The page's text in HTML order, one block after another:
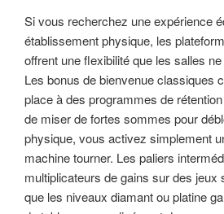
Si vous recherchez une expérience
établissement physique, les
offrent une flexibilité que les salles
Les bonus de bienvenue classiques
place à des programmes de
de miser de fortes sommes pour
physique, vous activez simplement
machine tourner. Les paliers
multiplicateurs de gains sur des jeux
que les niveaux diamant ou platine